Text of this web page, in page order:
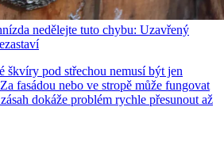
nedělejte tuto chybu: Uzavřený
škvíry pod střechou nemusí být jen
fasádou nebo ve stropě může fungovat
dokáže problém rychle přesunout až